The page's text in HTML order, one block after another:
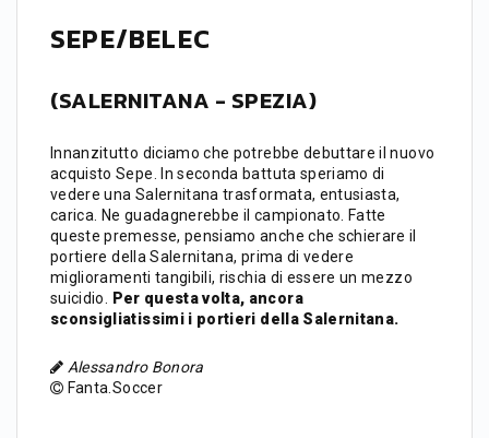
SEPE/BELEC
(SALERNITANA - SPEZIA)
Innanzitutto diciamo che potrebbe debuttare il nuovo
acquisto Sepe. In seconda battuta speriamo di
vedere una Salernitana trasformata, entusiasta,
carica. Ne guadagnerebbe il campionato. Fatte
queste premesse, pensiamo anche che schierare il
portiere della Salernitana, prima di vedere
miglioramenti tangibili, rischia di essere un mezzo
suicidio. Per questa volta, ancora
sconsigliatissimi i portieri della Salernitana.
Alessandro Bonora
Fanta.Soccer